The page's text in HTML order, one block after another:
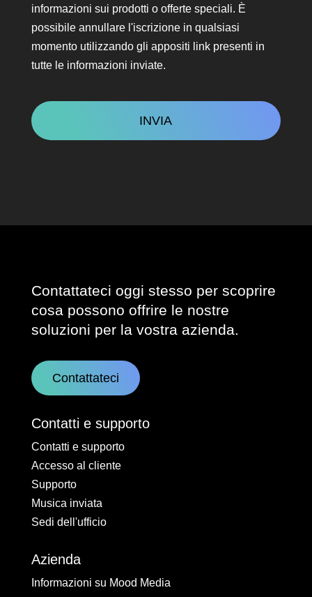
in
contatto
informazioni sui prodotti o offerte speciali. È
possibile annullare l'iscrizione in qualsiasi
momento utilizzando gli appositi link presenti in
tutte le informazioni inviate.
Contattateci oggi stesso per scoprire
cosa possono offrire le nostre
soluzioni per la vostra azienda.
Contattateci
Contatti e supporto
Contatti e supporto
Accesso al cliente
Supporto
Musica inviata
Sedi dell'ufficio
Azienda
Informazioni su Mood Media